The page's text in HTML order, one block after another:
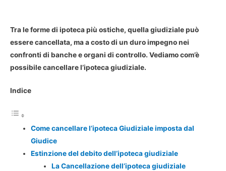
Tra le forme di ipoteca più ostiche, quella giudiziale può
essere cancellata, ma a costo di un duro impegno nei
confronti di banche e organi di controllo. Vediamo com’è
possibile cancellare l’ipoteca giudiziale.
Indice
Come cancellare l’ipoteca Giudiziale imposta dal
Giudice
Estinzione del debito dell’ipoteca giudiziale
La Cancellazione dell’ipoteca giudiziale